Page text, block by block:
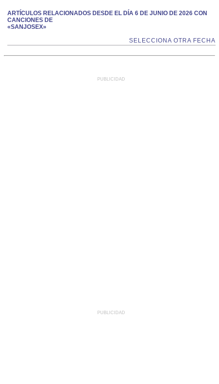
ARTÍCULOS RELACIONADOS DESDE EL DÍA 6 DE JUNIO DE 2026 CON
CANCIONES DE
«SANJOSEX»
SELECCIONA OTRA FECHA
PUBLICIDAD
PUBLICIDAD